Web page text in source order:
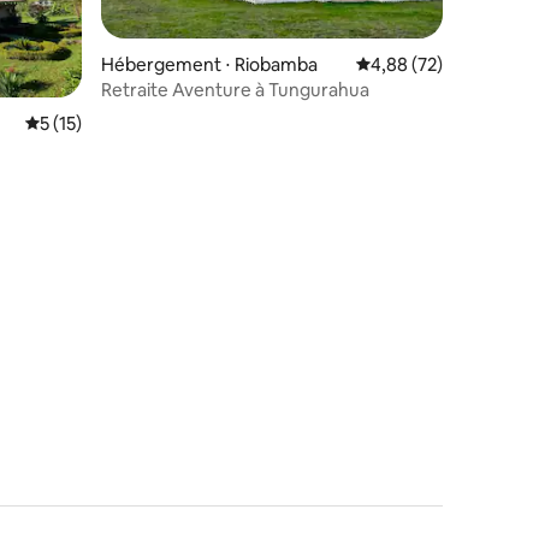
: 5 sur 5
Évaluation moyenne sur la base de 15 commentaires : 5 sur 5
5 (15)
Hébergement ⋅ Riobamba Évaluation moyenne
4,88 (72)
Retraite Aventure à Tungurahua